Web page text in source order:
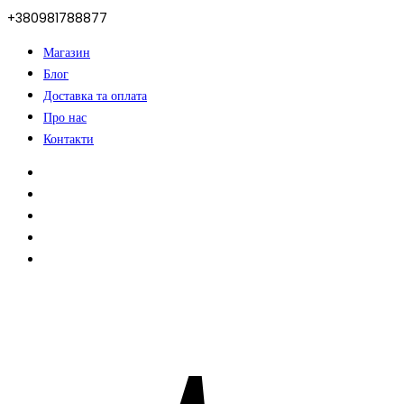
+380981788877
Магазин
Блог
Доставка та оплата
Про нас
Контакти